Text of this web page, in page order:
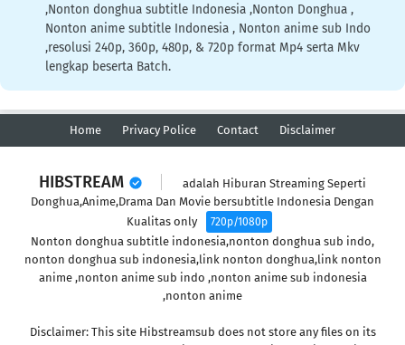
,Nonton donghua subtitle Indonesia ,Nonton Donghua ,
Nonton anime subtitle Indonesia , Nonton anime sub Indo
,resolusi 240p, 360p, 480p, & 720p format Mp4 serta Mkv
lengkap beserta Batch.
Home Privacy Police Contact Disclaimer
HIBSTREAM
adalah Hiburan Streaming Seperti
Donghua,Anime,Drama Dan Movie bersubtitle Indonesia Dengan
Kualitas only
720p/1080p
Nonton donghua subtitle indonesia,nonton donghua sub indo,
nonton donghua sub indonesia,link nonton donghua,link nonton
anime ,nonton anime sub indo ,nonton anime sub indonesia
,nonton anime
Disclaimer: This site Hibstreamsub does not store any files on its